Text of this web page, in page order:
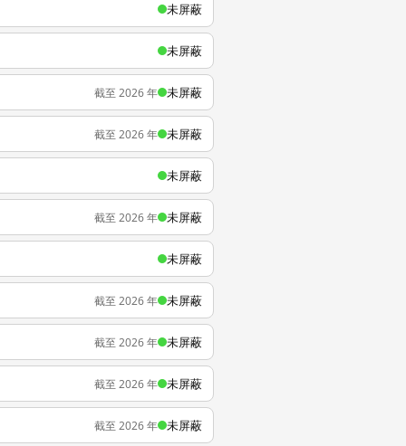
未屏蔽
未屏蔽
截至 2026 年 未屏蔽
截至 2026 年 未屏蔽
未屏蔽
截至 2026 年 未屏蔽
未屏蔽
截至 2026 年 未屏蔽
截至 2026 年 未屏蔽
截至 2026 年 未屏蔽
截至 2026 年 未屏蔽